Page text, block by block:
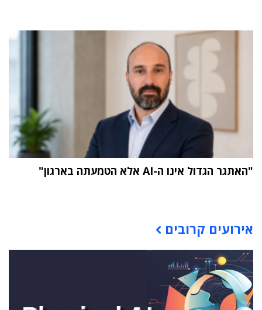
"האתגר הגדול אינו ה-AI אלא הטמעתה בארגון"
אירועים קרובים